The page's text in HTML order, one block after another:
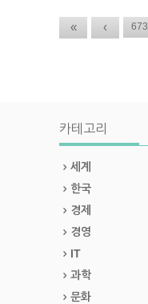
« ‹ 673
카테고리
세계
한국
경제
경영
IT
과학
문화